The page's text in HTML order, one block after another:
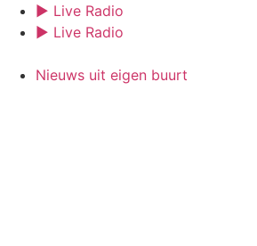
naar
inhoud
► Live Radio
► Live Radio
Nieuws uit eigen buurt